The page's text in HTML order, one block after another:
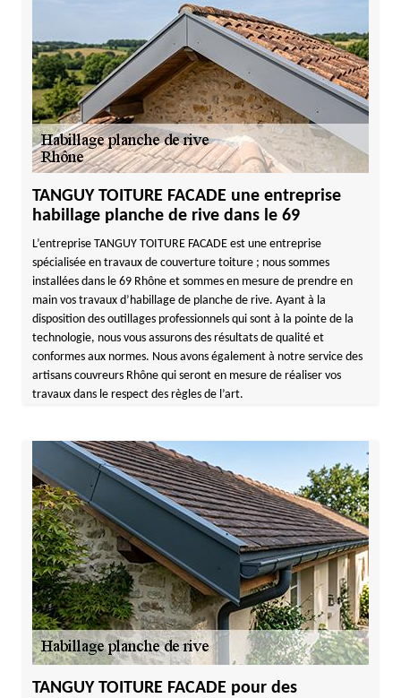
TANGUY TOITURE FACADE une entreprise
habillage planche de rive dans le 69
L’entreprise TANGUY TOITURE FACADE est une entreprise
spécialisée en travaux de couverture toiture ; nous sommes
installées dans le 69 Rhône et sommes en mesure de prendre en
main vos travaux d’habillage de planche de rive. Ayant à la
disposition des outillages professionnels qui sont à la pointe de la
technologie, nous vous assurons des résultats de qualité et
conformes aux normes. Nous avons également à notre service des
artisans couvreurs Rhône qui seront en mesure de réaliser vos
travaux dans le respect des règles de l’art.
TANGUY TOITURE FACADE pour des